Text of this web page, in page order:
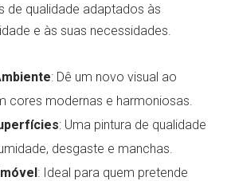
de qualidade adaptados às
e às suas necessidades.
: Dê um novo visual ao
cores modernas e harmoniosas.
: Uma pintura de qualidade
desgaste e manchas.
: Ideal para quem pretende